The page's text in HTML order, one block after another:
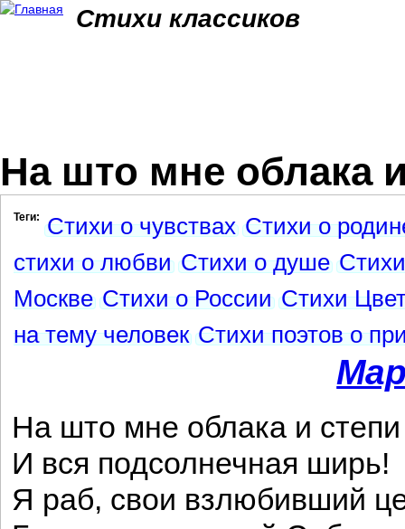
Стихи классиков
На што мне облака
Теги: Стихи о чувствах Стихи о
стихи о любви Стихи о душе
Москве Стихи о России Стихи
на тему человек Стихи поэтов о
На што мне облака и степи
И вся подсолнечная ширь!
Я раб, свои взлюбивший